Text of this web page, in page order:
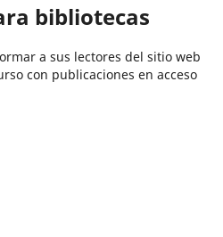
bibliotecas
a sus lectores del sitio web
con publicaciones en acceso